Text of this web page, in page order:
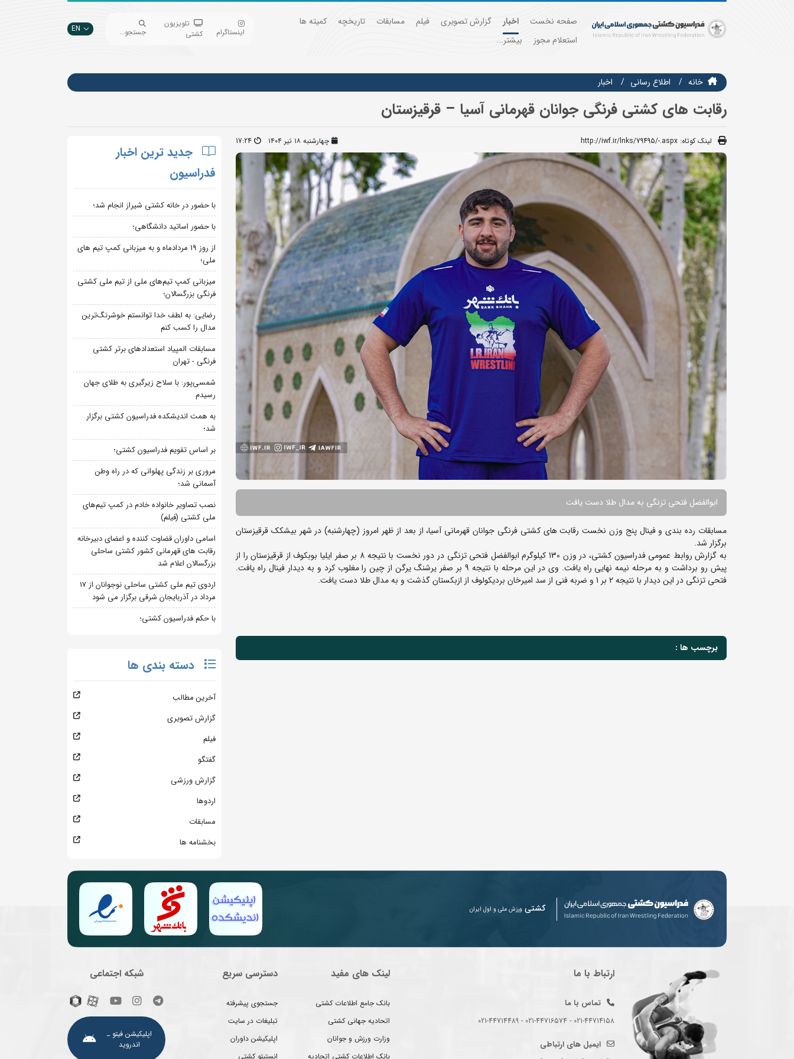
صفحه نخست اخبار گزارش تصویری فیلم مسابقات تاریخچه
کمیته ها
استعلام مجوز
بیشتر...
اینستاگرام
تلویزیون
کشتی
جستجو... EN
خانه اطلاع رسانی اخبار
رقابت های کشتی فرنگی جوانان قهرمانی آسیا – قرقیزستان
لینک کوتاه: http://iwf.ir/lnks/79495/-.aspx چهارشنبه ۱۸ تیر ۱۴۰۴ 17:24
ابوالفضل فتحی تزنگی به مدال طلا دست یافت
مسابقات رده بندی و فینال پنج وزن نخست رقابت های کشتی فرنگی جوانان قهرمانی آسیا، از بعد از ظهر امروز (چهارشنبه) در شهر بیشکک قرقیزستان
برگزار شد.
به گزارش روابط عمومی فدراسیون کشتی، در وزن 130 کیلوگرم ابوالفضل فتحی تزنگی در دور نخست با نتیجه 8 بر صفر ایلیا بوبکوف از قرقیزستان را از
پیش رو برداشت و به مرحله نیمه نهایی راه یافت. وی در این مرحله با نتیجه 9 بر صفر یرشنگ یرگن از چین را مغلوب کرد و به دیدار فینال راه یافت.
فتحی تزنگی در این دیدار با نتیجه 2 بر 1 و ضربه فنی از سد امیرخان بردیکولوف از ازبکستان گذشت و به مدال طلا دست یافت.
برچسب ها :
جدید ترین اخبار
فدراسیون
با حضور در خانه کشتی شیراز انجام شد؛
با حضور اساتید دانشگاهی؛
از روز 19 مردادماه و به میزبانی کمپ تیم های
ملی؛
میزبانی کمپ تیم‌های ملی از تیم ملی کشتی
فرنگی بزرگسالان؛
رضایی: به لطف خدا توانستم خوشرنگ‌ترین
مدال را کسب کنم
مسابقات المپیاد استعدادهای برتر کشتی
فرنگی - تهران
شمسی‌پور: با سلاح زیرگیری به طلای جهان
رسیدم
به همت اندیشکده فدراسیون کشتی برگزار
شد؛
بر اساس تقویم فدراسیون کشتی؛
مروری بر زندگی پهلوانی که در راه وطن
آسمانی شد؛
نصب تصاویر خانواده خادم در کمپ تیم‌های
ملی کشتی (فیلم)
اسامی داوران قضاوت کننده و اعضای دبیرخانه
رقابت های قهرمانی کشور کشتی ساحلی
بزرگسالان اعلام شد
اردوی تیم ملی کشتی ساحلی نوجوانان از 17
مرداد در آذربایجان شرقی برگزار می شود
با حکم فدراسیون کشتی؛
دسته بندی ها
آخرین مطالب
گزارش تصویری
فیلم
گفتگو
گزارش ورزشی
اردوها
مسابقات
بخشنامه ها
کشتی ورزش ملی و اول ایران
ارتباط با ما
تماس با ما
021-44714158 - 021-44716574 - 021-44714489
ایمیل های ارتباطی
لینک های مفید
بانک جامع اطلاعات کشتی
اتحادیه جهانی کشتی
وزارت ورزش و جوانان
بانک اطلاعات کشتی اتحادیه
دسترسی سریع
جستجوی پیشرفته
تبلیغات در سایت
اپلیکیشن داوران
انستیتو کشتی
شبکه اجتماعی
اپلیکیشن فیتو ـ
اندروید